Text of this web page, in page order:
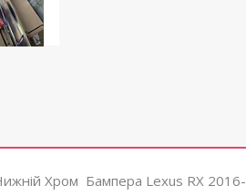
Хром Бампера Lexus RX 2016-